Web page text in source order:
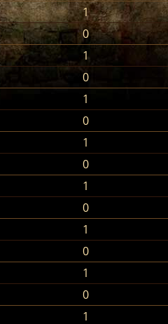
1
0
1
0
1
0
1
0
1
0
1
0
1
0
1